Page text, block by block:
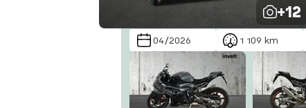
+12
04/2026 1 109 km